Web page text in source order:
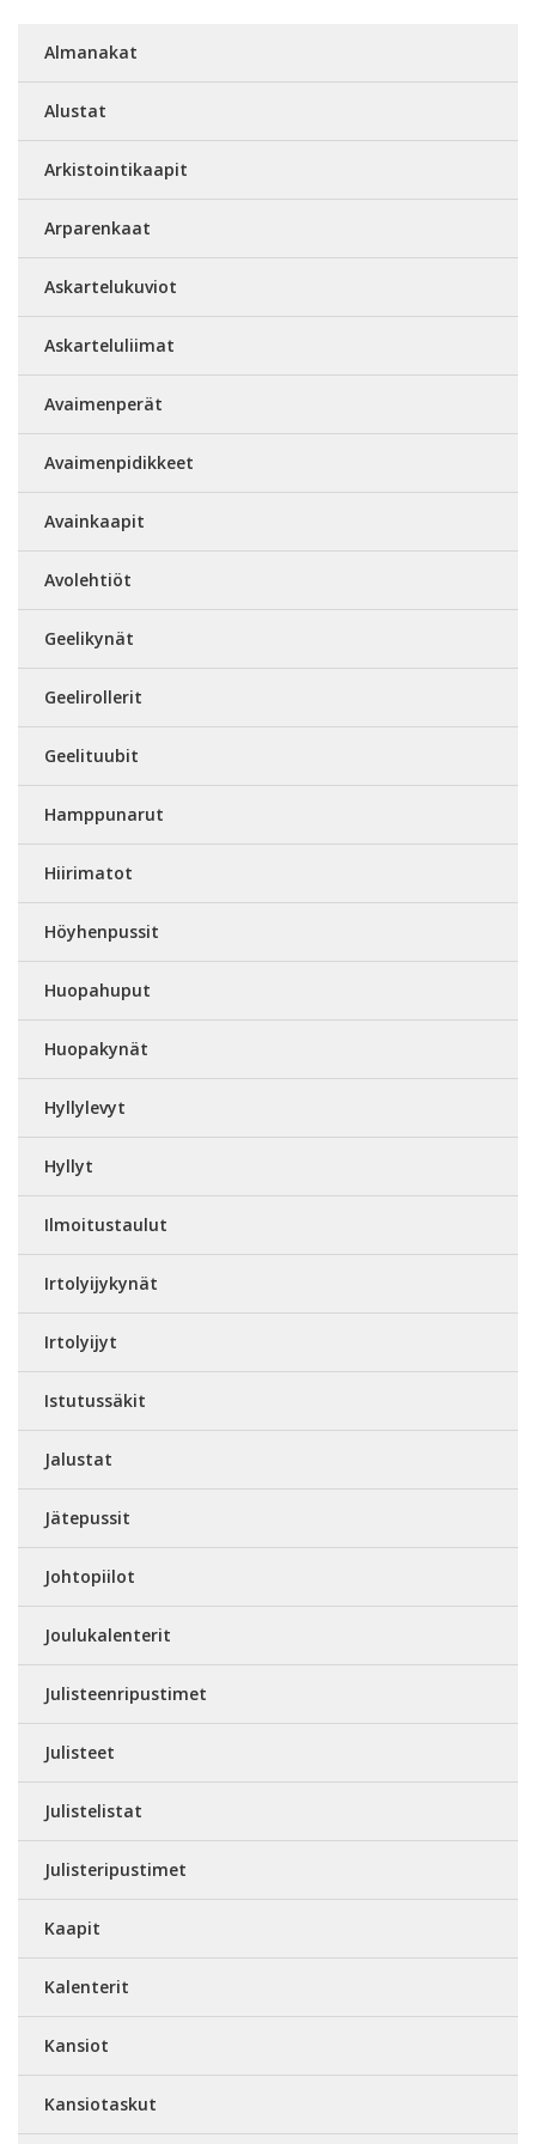
Almanakat
Alustat
Arkistointikaapit
Arparenkaat
Askartelukuviot
Askarteluliimat
Avaimenperät
Avaimenpidikkeet
Avainkaapit
Avolehtiöt
Geelikynät
Geelirollerit
Geelituubit
Hamppunarut
Hiirimatot
Höyhenpussit
Huopahuput
Huopakynät
Hyllylevyt
Hyllyt
Ilmoitustaulut
Irtolyijykynät
Irtolyijyt
Istutussäkit
Jalustat
Jätepussit
Johtopiilot
Joulukalenterit
Julisteenripustimet
Julisteet
Julistelistat
Julisteripustimet
Kaapit
Kalenterit
Kansiot
Kansiotaskut